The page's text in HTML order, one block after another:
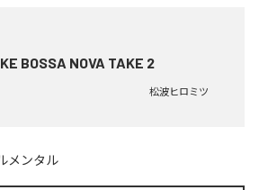
BOSSA NOVA TAKE 2
松波ヒロミツ
メンタル